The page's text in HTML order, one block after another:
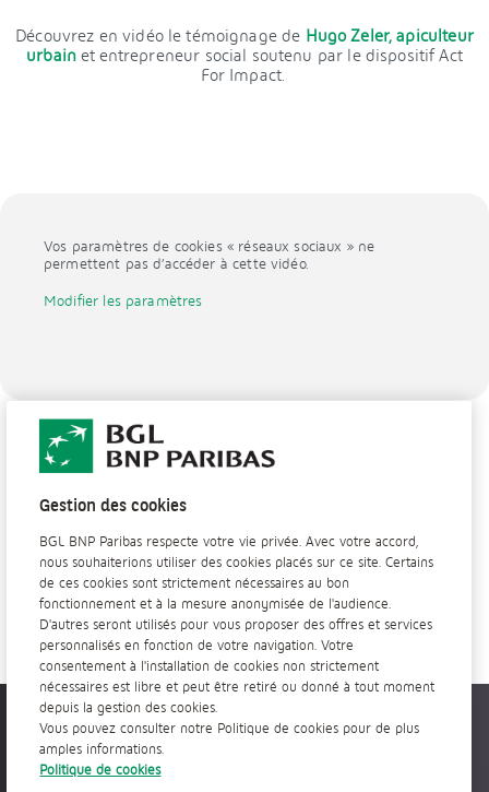
Découvrez en vidéo le témoignage de Hugo Zeler, apiculteur
urbain et entrepreneur social soutenu par le dispositif Act
For Impact.
Vos paramètres de cookies « réseaux sociaux » ne
permettent pas d’accéder à cette vidéo.
Modifier les paramètres
Découvrez tous nos engagements
Accessible partout, tout le temps
Gestion des cookies
BGL BNP Paribas respecte votre vie privée. Avec votre accord,
nous souhaiterions utiliser des cookies placés sur ce site. Certains
de ces cookies sont strictement nécessaires au bon
fonctionnement et à la mesure anonymisée de l'audience.
D'autres seront utilisés pour vous proposer des offres et services
personnalisés en fonction de votre navigation. Votre
consentement à l'installation de cookies non strictement
nécessaires est libre et peut être retiré ou donné à tout moment
depuis la gestion des cookies.
Vous pouvez consulter notre Politique de cookies pour de plus
amples informations.
Politique de cookies